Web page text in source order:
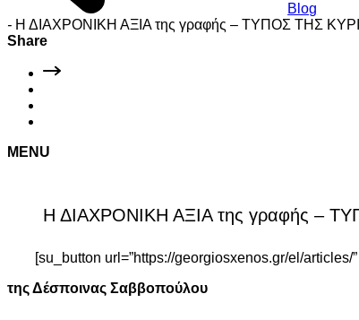
Blog
- Η ΔΙΑΧΡΟΝΙΚΗ ΑΞΙΑ της γραφής – ΤΥΠΟΣ ΤΗΣ
Share
MENU
Η ΔΙΑΧΡΟΝΙΚΗ ΑΞΙΑ της γραφής –
[su_button url=”https://georgiosxenos.gr/el/articles/
της Δέσποινας Σαββοπούλου